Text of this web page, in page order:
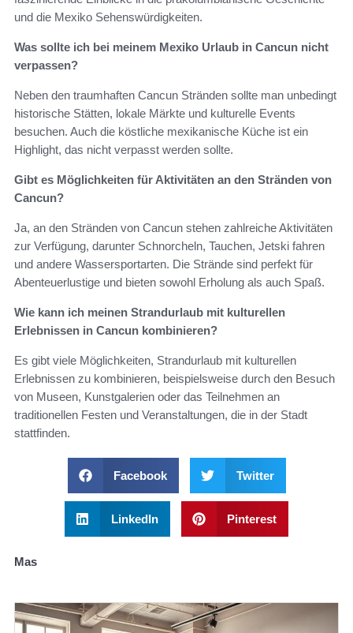
und die Mexiko Sehenswürdigkeiten.
Was sollte ich bei meinem Mexiko Urlaub in Cancun nicht
verpassen?
Neben den traumhaften Cancun Stränden sollte man unbedingt
historische Stätten, lokale Märkte und kulturelle Events
besuchen. Auch die köstliche mexikanische Küche ist ein
Highlight, das nicht verpasst werden sollte.
Gibt es Möglichkeiten für Aktivitäten an den Stränden von
Cancun?
Ja, an den Stränden von Cancun stehen zahlreiche Aktivitäten
zur Verfügung, darunter Schnorcheln, Tauchen, Jetski fahren
und andere Wassersportarten. Die Strände sind perfekt für
Abenteuerlustige und bieten sowohl Erholung als auch Spaß.
Wie kann ich meinen Strandurlaub mit kulturellen
Erlebnissen in Cancun kombinieren?
Es gibt viele Möglichkeiten, Strandurlaub mit kulturellen
Erlebnissen zu kombinieren, beispielsweise durch den Besuch
von Museen, Kunstgalerien oder das Teilnehmen an
traditionellen Festen und Veranstaltungen, die in der Stadt
stattfinden.
Facebook Twitter
LinkedIn Pinterest
Mas